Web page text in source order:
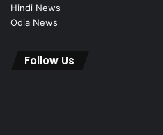
Hindi News
Odia News
Follow Us